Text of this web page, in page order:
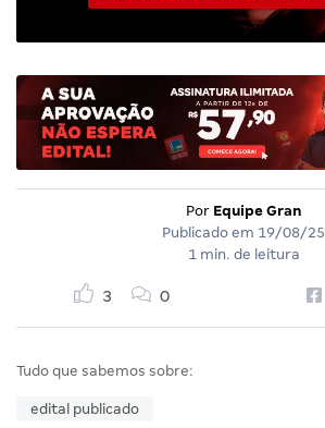
Por Equipe Gran
Publicado em 19/08/25
1 min. de leitura
3 0
Tudo que sabemos sobre:
edital publicado